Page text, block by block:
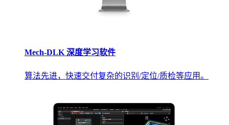
Mech-DLK 深度学习软件
算法先进，快速交付复杂的识别/定位/质检等应用。